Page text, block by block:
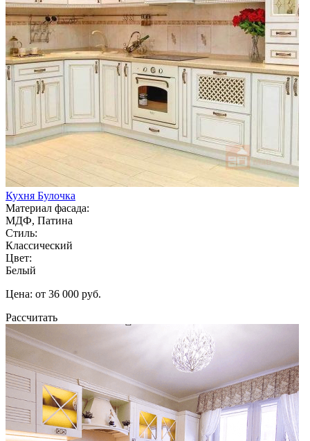
Кухня Булочка
Материал фасада:
МДФ, Патина
Стиль:
Классический
Цвет:
Белый
Цена: от 36 000 руб.
Рассчитать